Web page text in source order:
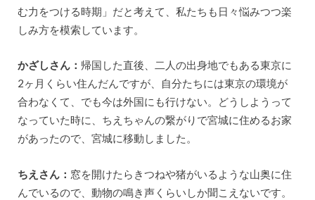
む力をつける時期」だと考えて、私たちも日々悩みつつ楽
しみ方を模索しています。
かざしさん： 帰国した直後、二人の出身地でもある東京に
2ヶ月くらい住んだんですが、自分たちには東京の環境が
合わなくて、でも今は外国にも行けない。どうしようって
なっていた時に、ちえちゃんの繋がりで宮城に住めるお家
があったので、宮城に移動しました。
ちえさん： 窓を開けたらきつねや猪がいるような山奥に住
んでいるので、動物の鳴き声くらいしか聞こえないです。